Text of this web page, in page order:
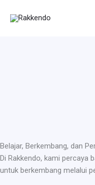
Belajar, Berkembang, dan
Di Rakkendo, kami percaya
untuk berkembang melalui